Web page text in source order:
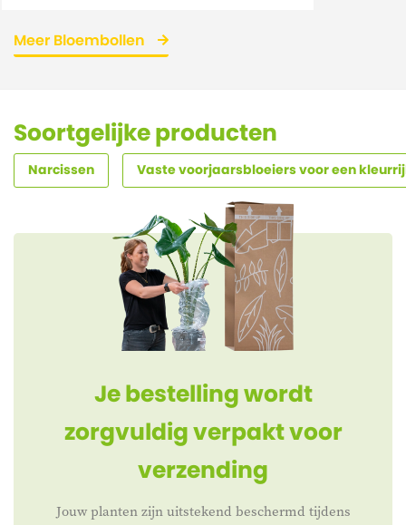
Meer Bloembollen
Soortgelijke producten
Narcissen Vaste voorjaarsbloeiers voor een
Je bestelling wordt
zorgvuldig verpakt voor
verzending
Jouw planten zijn uitstekend beschermd tijdens